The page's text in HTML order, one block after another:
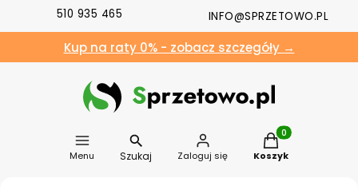
510 935 465 INFO@SPRZETOWO.PL
Kup na raty 0% - zobacz szczegóły →
Menu Szukaj Zaloguj się
Produkty w
Koszyk